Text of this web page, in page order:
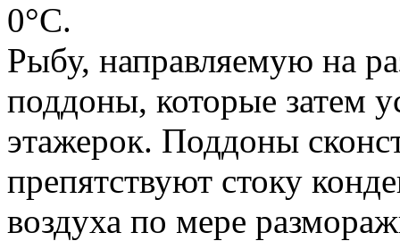
0°С.
Рыбу, направляемую на
поддоны, которые затем
этажерок. Поддоны
препятствуют стоку
воздуха по мере